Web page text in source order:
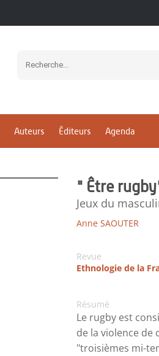
Auteurs Éditeurs Agenda
" Être
Jeux du
Anne SAOUTER
Revue
Ethnologie de la
Résumé
Le rugby est
de la violence de
"troisièmes mi-